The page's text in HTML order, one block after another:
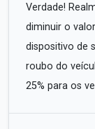
Verdade!
diminuir o
dispositivo de
roubo do
25% para os